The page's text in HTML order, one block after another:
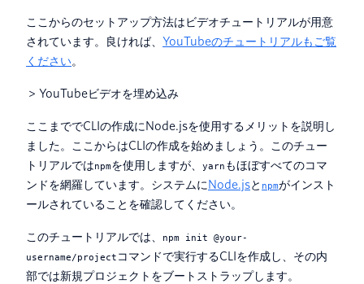
ここからのセットアップ方法はビデオチュートリアルが用意
されています。良ければ、 YouTubeのチュートリアルもご覧
ください。
> YouTubeビデオを埋め込み
ここまででCLIの作成にNode.jsを使用するメリットを説明し
ました。ここからはCLIの作成を始めましょう。このチュー
トリアルではnpmを使用しますが、 yarn もほぼすべてのコマ
ンドを網羅しています。システムにNode.jsと npmがインスト
ールされていることを確認してください。
このチュートリアルでは、
npm init @your-
username/project コマンドで実行するCLIを作成し、その内
部では新規プロジェクトをブートストラップします。